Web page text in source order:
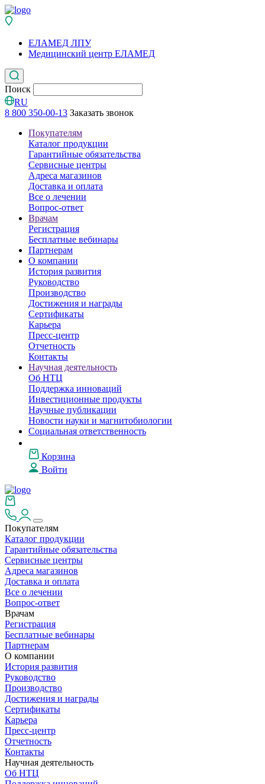
ЕЛАМЕД ЛПУ
Медицинский центр ЕЛАМЕД
Поиск
RU
8 800 350-00-13 Заказать звонок
Покупателям
Каталог продукции
Гарантийные обязательства
Сервисные центры
Адреса магазинов
Доставка и оплата
Все о лечении
Вопрос-ответ
Врачам
Регистрация
Бесплатные вебинары
Партнерам
О компании
История развития
Руководство
Производство
Достижения и награды
Сертификаты
Карьера
Пресс-центр
Отчетность
Контакты
Научная деятельность
Об НТЦ
Поддержка инноваций
Инвестиционные продукты
Научные публикации
Новости науки и магнитобиологии
Социальная ответственность
Корзина
Войти
Покупателям
Каталог продукции
Гарантийные обязательства
Сервисные центры
Адреса магазинов
Доставка и оплата
Все о лечении
Вопрос-ответ
Врачам
Регистрация
Бесплатные вебинары
Партнерам
О компании
История развития
Руководство
Производство
Достижения и награды
Сертификаты
Карьера
Пресс-центр
Отчетность
Контакты
Научная деятельность
Об НТЦ